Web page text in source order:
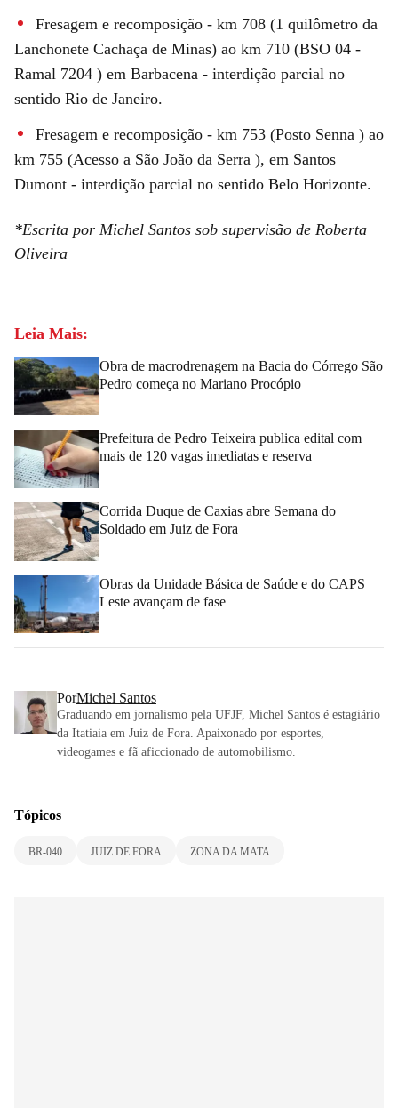
Fresagem e recomposição - km 708 (1 quilômetro da
Lanchonete Cachaça de Minas) ao km 710 (BSO 04 -
Ramal 7204 ) em Barbacena - interdição parcial no
sentido Rio de Janeiro.
Fresagem e recomposição - km 753 (Posto Senna ) ao
km 755 (Acesso a São João da Serra ), em Santos
Dumont - interdição parcial no sentido Belo Horizonte.
*Escrita por Michel Santos sob supervisão de Roberta
Oliveira
Leia Mais:
Obra de macrodrenagem na Bacia do Córrego São
Pedro começa no Mariano Procópio
Prefeitura de Pedro Teixeira publica edital com
mais de 120 vagas imediatas e reserva
Corrida Duque de Caxias abre Semana do
Soldado em Juiz de Fora
Obras da Unidade Básica de Saúde e do CAPS
Leste avançam de fase
PorMichel Santos
Graduando em jornalismo pela UFJF, Michel Santos é estagiário
da Itatiaia em Juiz de Fora. Apaixonado por esportes,
videogames e fã aficcionado de automobilismo.
Tópicos
BR-040 JUIZ DE FORA ZONA DA MATA